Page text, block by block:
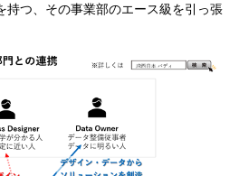
持つ、その事業部のエース級を引っ張